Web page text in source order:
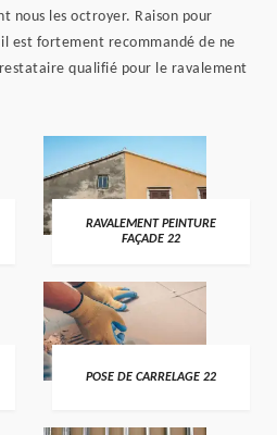
nous les octroyer. Raison pour
est fortement recommandé de ne
qualifié pour le ravalement
RAVALEMENT PEINTURE
FAÇADE 22
POSE DE CARRELAGE 22